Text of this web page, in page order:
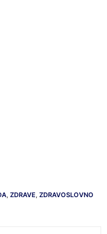
, ZDRAVE, ZDRAVOSLOVNO